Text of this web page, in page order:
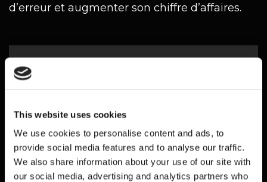
This website uses cookies
We use cookies to personalise content and ads, to
provide social media features and to analyse our traffic.
We also share information about your use of our site with
our social media, advertising and analytics partners who
d’erreur et augmenter son chiffre d’affaires.